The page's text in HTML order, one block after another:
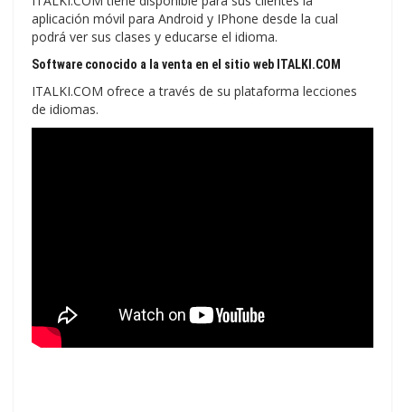
aplicación móvil para Android y IPhone desde la cual
podrá ver sus clases y educarse el idioma.
Software conocido a la venta en el sitio web ITALKI.COM
ITALKI.COM ofrece a través de su plataforma lecciones
de idiomas.